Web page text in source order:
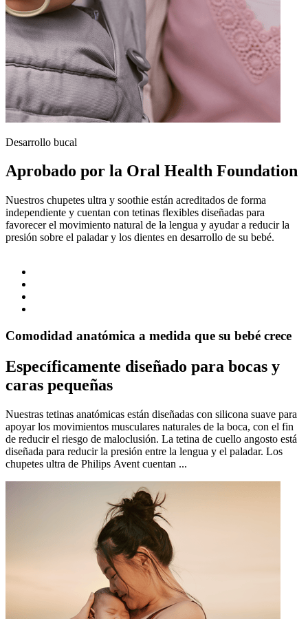
Desarrollo bucal
Aprobado por la Oral Health Foundation
Nuestros chupetes ultra y soothie están acreditados de forma
independiente y cuentan con tetinas flexibles diseñadas para
favorecer el movimiento natural de la lengua y ayudar a reducir la
presión sobre el paladar y los dientes en desarrollo de su bebé.
Comodidad anatómica a medida que su bebé crece
Específicamente diseñado para bocas y
caras pequeñas
Nuestras tetinas anatómicas están diseñadas con silicona suave para
apoyar los movimientos musculares naturales de la boca, con el fin
de reducir el riesgo de maloclusión. La tetina de cuello angosto está
diseñada para reducir la presión entre la lengua y el paladar. Los
chupetes ultra de Philips Avent cuentan ...